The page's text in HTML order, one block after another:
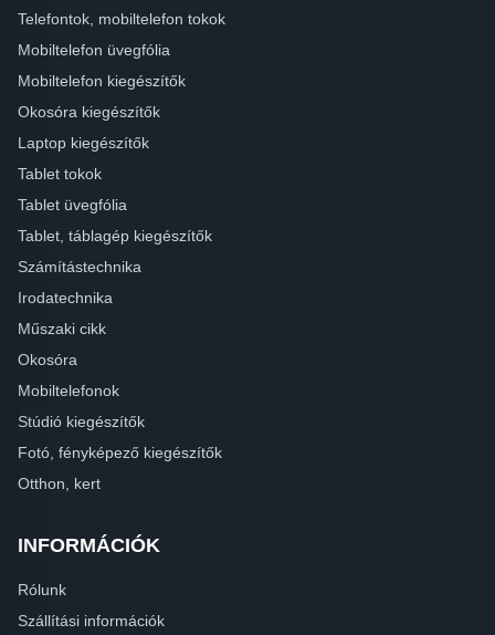
Telefontok, mobiltelefon tokok
Mobiltelefon üvegfólia
Mobiltelefon kiegészítők
Okosóra kiegészítők
Laptop kiegészítők
Tablet tokok
Tablet üvegfólia
Tablet, táblagép kiegészítők
Számítástechnika
Irodatechnika
Műszaki cikk
Okosóra
Mobiltelefonok
Stúdió kiegészítők
Fotó, fényképező kiegészítők
Otthon, kert
INFORMÁCIÓK
Rólunk
Szállítási információk